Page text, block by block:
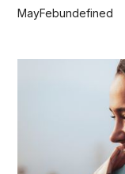
MayFebundefined